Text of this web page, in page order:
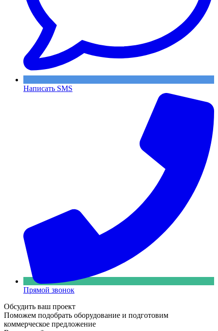
Написать SMS
Прямой звонок
Обсудить ваш проект
Поможем подобрать оборудование и подготовим
коммерческое предложение